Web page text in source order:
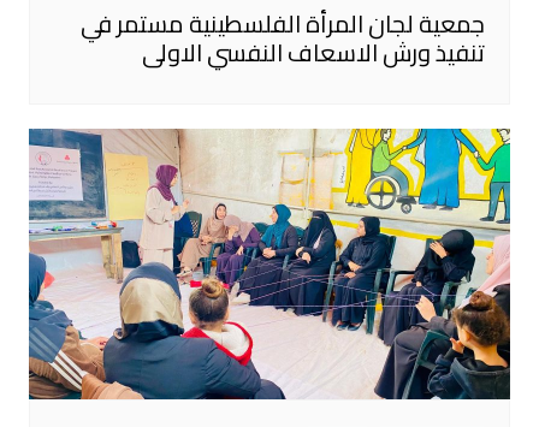
جمعية لجان المرأة الفلسطينية مستمر في
تنفيذ ورش الاسعاف النفسي الاولى